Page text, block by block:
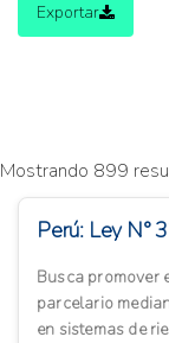
Exportar
Mostrando 899
Perú: Ley N°
Busca promover
parcelario
en sistemas de